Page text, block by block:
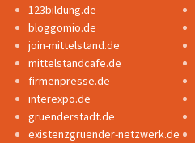
123bildung.de
bloggomio.de
join-mittelstand.de
mittelstandcafe.de
firmenpresse.de
interexpo.de
gruenderstadt.de
existenzgruender-netzwerk.de